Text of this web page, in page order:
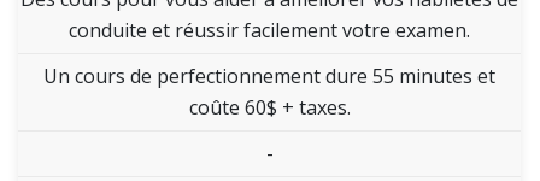
conduite et réussir facilement votre examen.
Un cours de perfectionnement dure 55 minutes et
coûte 60$ + taxes.
-